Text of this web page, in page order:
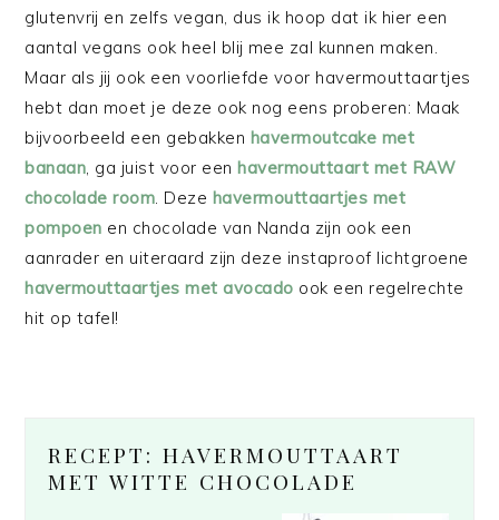
glutenvrij en zelfs vegan, dus ik hoop dat ik hier een
aantal vegans ook heel blij mee zal kunnen maken.
Maar als jij ook een voorliefde voor havermouttaartjes
hebt dan moet je deze ook nog eens proberen: Maak
bijvoorbeeld een gebakken havermoutcake met
banaan, ga juist voor een havermouttaart met RAW
chocolade room. Deze havermouttaartjes met
pompoen en chocolade van Nanda zijn ook een
aanrader en uiteraard zijn deze instaproof lichtgroene
havermouttaartjes met avocado ook een regelrechte
hit op tafel!
RECEPT: HAVERMOUTTAART
MET WITTE CHOCOLADE